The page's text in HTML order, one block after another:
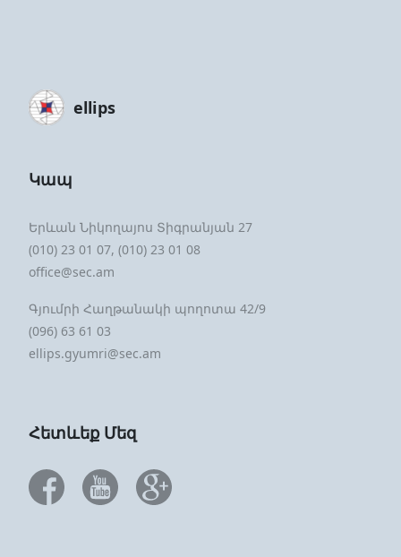
ellips
Կապ
Երևան Նիկողայոս Տիգրանյան 27
(010) 23 01 07, (010) 23 01 08
office@sec.am
Գյումրի Հաղթանակի պողոտա 42/9
(096) 63 61 03
ellips.gyumri@sec.am
Հետևեք Մեզ